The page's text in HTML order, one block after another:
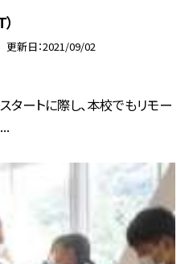
更新日 2021/09/02
ートに際し、本校でもリモー